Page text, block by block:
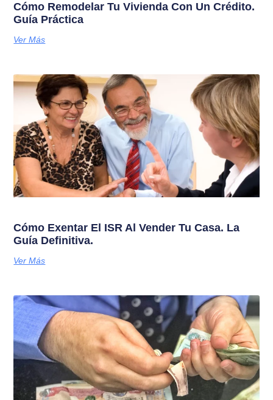
Cómo Remodelar Tu Vivienda Con Un Crédito.
Guía Práctica
Ver Más
Cómo Exentar El ISR Al Vender Tu Casa. La
Guía Definitiva.
Ver Más